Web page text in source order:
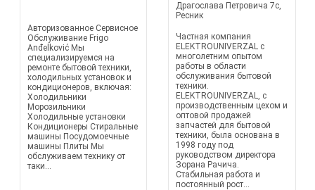
Авторизованное Сервисное
Обслуживание Frigo
Anđelković Мы
специализируемся на
ремонте бытовой техники,
холодильных установок и
кондиционеров, включая:
Холодильники
Морозильники
Холодильные установки
Кондиционеры Стиральные
машины Посудомоечные
машины Плиты Мы
обслуживаем технику от
таки...
Драгослава Петровича 7c,
Ресник
Частная компания
ELEKTROUNIVERZAL с
многолетним опытом
работы в области
обслуживания бытовой
техники.
ELEKTROUNIVERZAL, с
производственным цехом и
оптовой продажей
запчастей для бытовой
техники, была основана в
1998 году под
руководством директора
Зорана Рачича.
Стабильная работа и
постоянный рост...